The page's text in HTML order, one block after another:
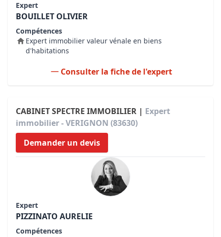
Expert
BOUILLET OLIVIER
Compétences
Expert immobilier valeur vénale en biens
d'habitations
Consulter la fiche de l'expert
CABINET SPECTRE IMMOBILIER | Expert
immobilier - VERIGNON (83630)
Demander un devis
Expert
PIZZINATO AURELIE
Compétences